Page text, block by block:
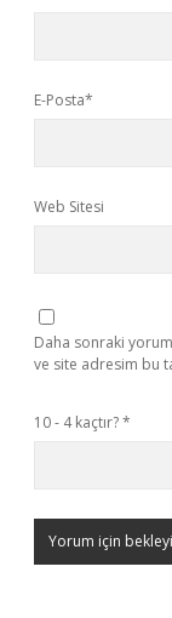
E-Posta*
Web Sitesi
Daha sonraki
ve site adresim bu
10 - 4 kaçtır?*